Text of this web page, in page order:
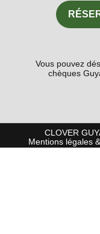
Vous pouvez
chèques
CLOVER
Mentions légales&